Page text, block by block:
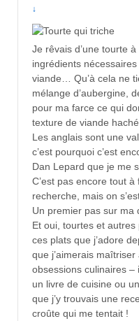
↓
Je rêvais d’une tourte
ingrédients
viande… Qu’à cela ne
mélange d’aubergine,
pour ma farce ce qui
texture de viande
Les anglais sont une
c’est pourquoi c’est
Dan Lepard que je me
C’est pas encore tout
recherche, mais on
Un premier pas sur ma
Et oui, tourtes et
ces plats que j’adore
que j’aimerais
obsessions culinaires –
un livre de cuisine ou
que j’y trouvais une
croûte qui me tentait !